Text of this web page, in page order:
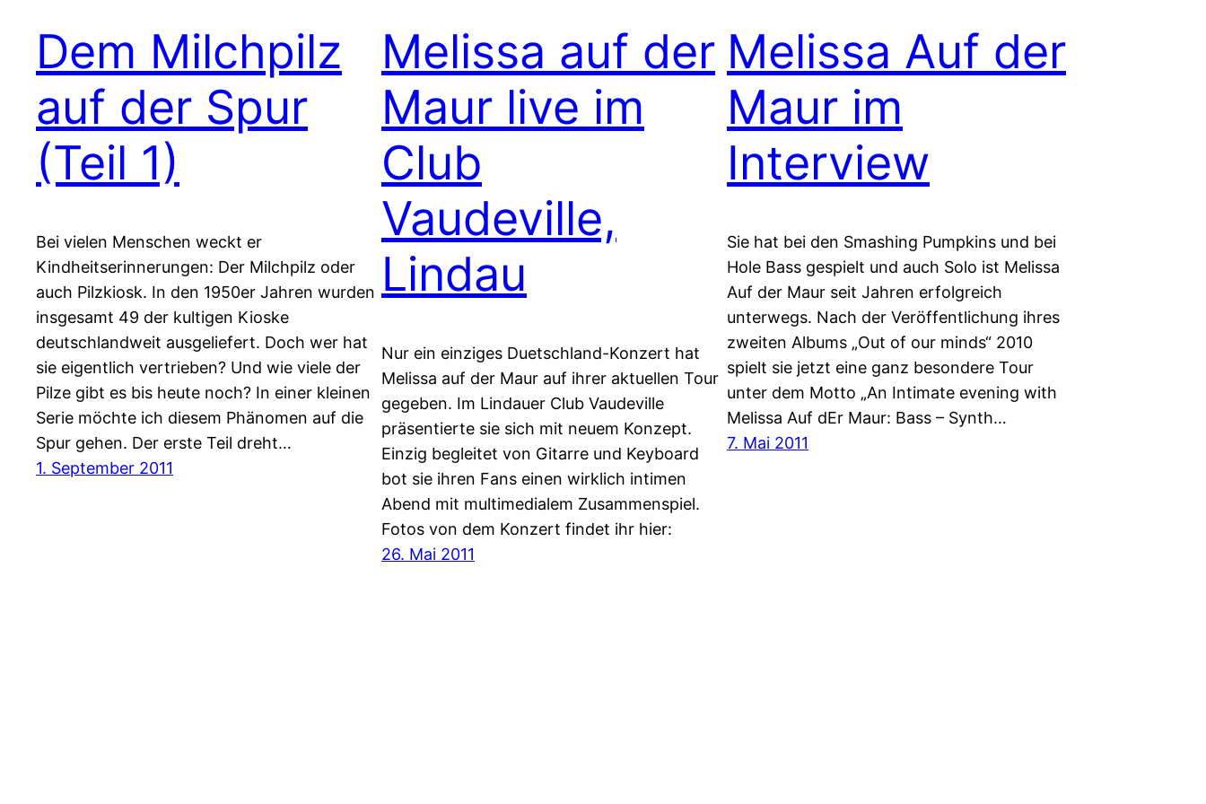
Dem Milchpilz
auf der Spur
(Teil 1)
Bei vielen Menschen weckt er
Kindheitserinnerungen: Der Milchpilz oder
auch Pilzkiosk. In den 1950er Jahren wurden
insgesamt 49 der kultigen Kioske
deutschlandweit ausgeliefert. Doch wer hat
sie eigentlich vertrieben? Und wie viele der
Pilze gibt es bis heute noch? In einer kleinen
Serie möchte ich diesem Phänomen auf die
Spur gehen. Der erste Teil dreht…
1. September 2011
Melissa auf der
Maur live im
Club
Vaudeville,
Lindau
Nur ein einziges Duetschland-Konzert hat
Melissa auf der Maur auf ihrer aktuellen Tour
gegeben. Im Lindauer Club Vaudeville
präsentierte sie sich mit neuem Konzept.
Einzig begleitet von Gitarre und Keyboard
bot sie ihren Fans einen wirklich intimen
Abend mit multimedialem Zusammenspiel.
Fotos von dem Konzert findet ihr hier:
26. Mai 2011
Melissa Auf der
Maur im
Interview
Sie hat bei den Smashing Pumpkins und bei
Hole Bass gespielt und auch Solo ist Melissa
Auf der Maur seit Jahren erfolgreich
unterwegs. Nach der Veröffentlichung ihres
zweiten Albums „Out of our minds“ 2010
spielt sie jetzt eine ganz besondere Tour
unter dem Motto „An Intimate evening with
Melissa Auf dEr Maur: Bass – Synth…
7. Mai 2011